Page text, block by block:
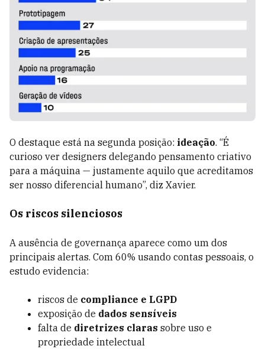
O destaque está na segunda posição: ideação. “É
curioso ver designers delegando pensamento criativo
para a máquina — justamente aquilo que acreditamos
ser nosso diferencial humano”, diz Xavier.
Os riscos silenciosos
A ausência de governança aparece como um dos
principais alertas. Com 60% usando contas pessoais, o
estudo evidencia:
riscos de compliance e LGPD
exposição de dados sensíveis
falta de diretrizes claras sobre uso e
propriedade intelectual